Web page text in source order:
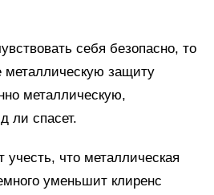
себя безопасно, то
металлическую защиту
металлическую,
ли спасет.
учесть, что металлическая
уменьшит клиренс